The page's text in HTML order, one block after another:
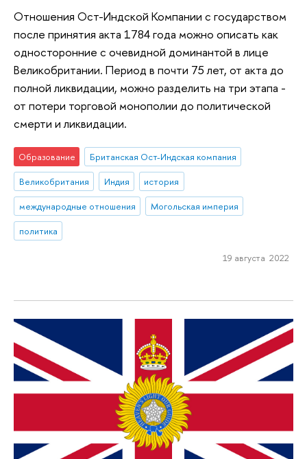
Отношения Ост-Индской Компании с государством
после принятия акта 1784 года можно описать как
односторонние с очевидной доминантой в лице
Великобритании. Период в почти 75 лет, от акта до
полной ликвидации, можно разделить на три этапа -
от потери торговой монополии до политической
смерти и ликвидации.
Образование
Британская Ост-Индская компания
Великобритания
Индия
история
международные отношения
Могольская империя
политика
19 августа 2022